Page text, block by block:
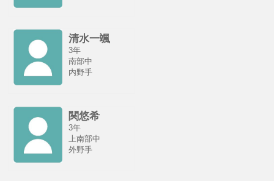
清水一颯
3年
南部中
内野手
関悠希
3年
上南部中
外野手